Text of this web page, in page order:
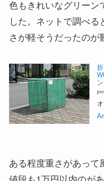
色もきれいなグリーン
した。ネットで調べ
さが軽そうだったのが
ある程度重さがあって